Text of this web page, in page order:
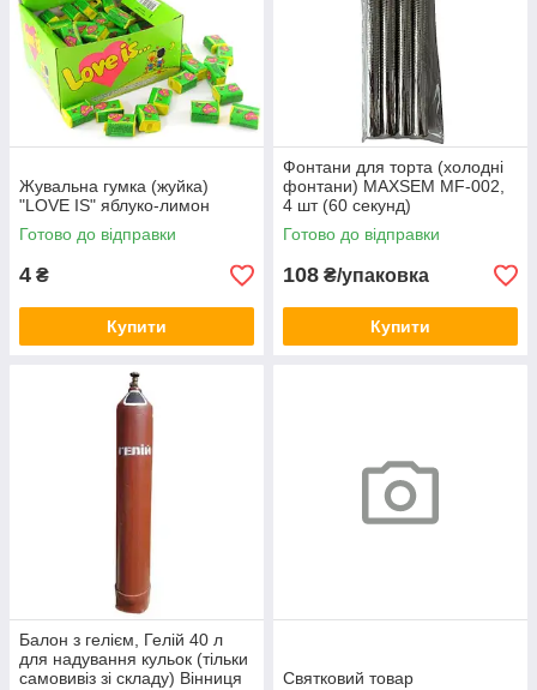
Жувальна гумка (жуйка)
"LOVE IS" яблуко-лимон
Готово до відправки
4 ₴
Купити
Фонтани для торта (холодні
фонтани) MAXSEM MF-002,
4 шт (60 секунд)
Готово до відправки
108 ₴/упаковка
Купити
Балон з гелієм, Гелій 40 л
для надування кульок (тільки
самовивіз зі складу) Вінниця
Святковий товар